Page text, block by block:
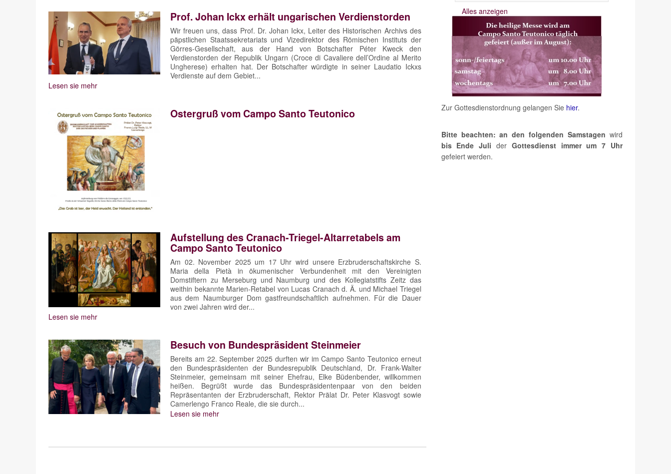
Prof. Johan Ickx erhält ungarischen Verdienstorden
Wir freuen uns, dass Prof. Dr. Johan Ickx, Leiter des Historischen Archivs des
päpstlichen Staatssekretariats und Vizedirektor des Römischen Instituts der
Görres-Gesellschaft, aus der Hand von Botschafter Péter Kweck den
Verdienstorden der Republik Ungarn (Croce di Cavaliere dell’Ordine al Merito
Ungherese) erhalten hat. Der Botschafter würdigte in seiner Laudatio Ickxs
Verdienste auf dem Gebiet...
Lesen sie mehr
Ostergruß vom Campo Santo Teutonico
Aufstellung des Cranach-Triegel-Altarretabels am
Campo Santo Teutonico
Am 02. November 2025 um 17 Uhr wird unsere Erzbruderschaftskirche S.
Maria della Pietà in ökumenischer Verbundenheit mit den Vereinigten
Domstiftern zu Merseburg und Naumburg und des Kollegiatstifts Zeitz das
weithin bekannte Marien-Retabel von Lucas Cranach d. Ä. und Michael Triegel
aus dem Naumburger Dom gastfreundschaftlich aufnehmen. Für die Dauer
von zwei Jahren wird der...
Lesen sie mehr
Besuch von Bundespräsident Steinmeier
Bereits am 22. September 2025 durften wir im Campo Santo Teutonico erneut
den Bundespräsidenten der Bundesrepublik Deutschland, Dr. Frank-Walter
Steinmeier, gemeinsam mit seiner Ehefrau, Elke Büdenbender, willkommen
heißen. Begrüßt wurde das Bundespräsidentenpaar von den beiden
Repräsentanten der Erzbruderschaft, Rektor Prälat Dr. Peter Klasvogt sowie
Camerlengo Franco Reale, die sie durch...
Lesen sie mehr
Alles anzeigen
Zur Gottesdienstordnung gelangen Sie hier.
Bitte beachten: an den folgenden Samstagen wird
bis Ende Juli der Gottesdienst immer um 7 Uhr
gefeiert werden.